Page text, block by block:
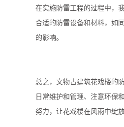
在实施防雷工程的过程中，
合适的防雷设备和材料，如
的影响。
总之，文物古建筑花戏楼的
日常维护和管理、注意环保
努力，让花戏楼在风雨中绽